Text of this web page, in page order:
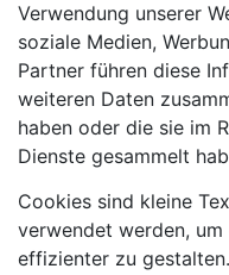
Verwendung unserer
soziale Medien,
Partner führen diese
weiteren Daten
haben oder die sie im
Dienste gesammelt
Cookies sind kleine
verwendet werden,
effizienter zu gestalten.